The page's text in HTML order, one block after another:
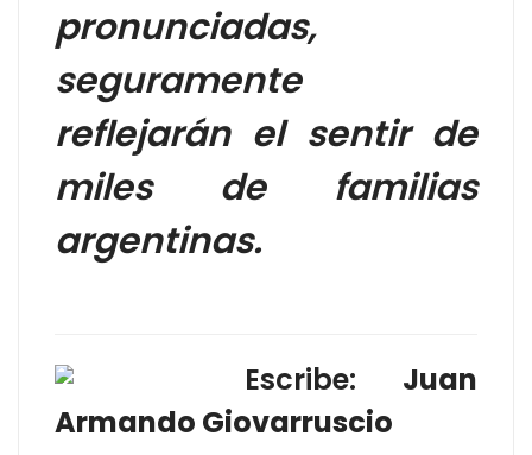
pronunciadas,
seguramente
reflejarán el sentir de
miles de familias
argentinas.
Escribe: Juan
Armando Giovarruscio